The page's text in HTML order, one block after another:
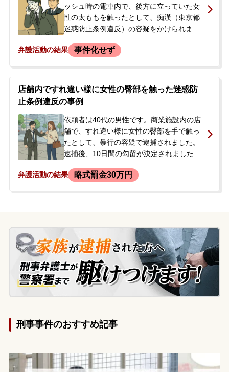
歴はなく、刑事事件になることを避けるた
め、当事務所に相談され、即日依頼となり
ました。
ッシュ時の電車内で、後方に立っていた女
性の太ももを触ったとして、痴漢（東京都
迷惑防止条例違反）の容疑をかけられまし
能性は否定しなかったものの、故意に触っ
行され、約2時間の取調べを受けた後、在宅
事件としてその日は帰宅を許されました。
しかし、警察からは後日改めて呼び出すと
言われたため、今後の手続きや刑事処分に
対する不安から、ご家族と共に当事務所へ
相談に来られ、即日、弁護活動をご依頼さ
れました。
弁護活動の結果 事件化せず
店舗内ですれ違い様に女性の臀部を触った迷惑防
止条例違反の事例
依頼者は40代の男性です。商業施設内の店
舗で、すれ違い様に女性の臀部を手で触っ
たとして、暴行の容疑で逮捕されました。
逮捕後、10日間の勾留が決定されました。
わざと体をぶつけるなどの行為をしていた
回避について相談するため、当事務所へ初
回接見をご依頼されました。
弁護活動の結果 略式罰金30万円
刑事事件のおすすめ記事